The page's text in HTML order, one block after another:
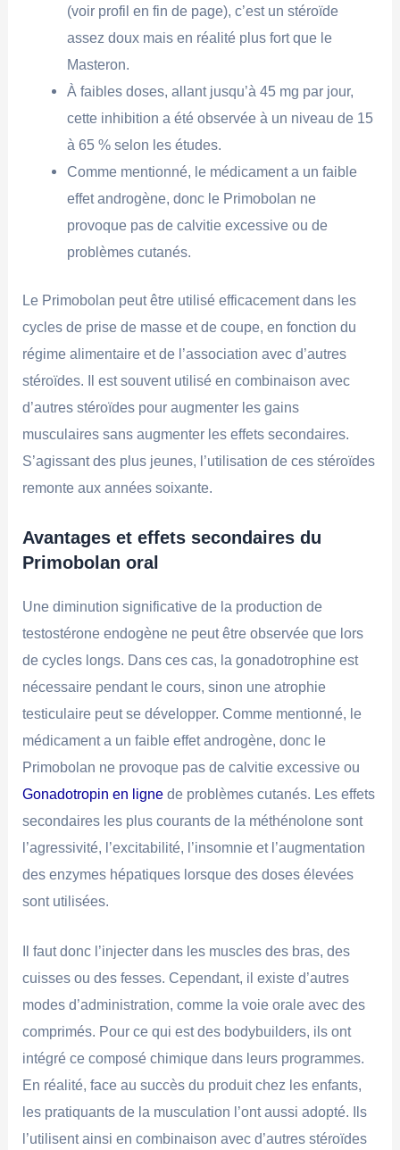
(voir profil en fin de page), c’est un stéroïde
assez doux mais en réalité plus fort que le
Masteron.
À faibles doses, allant jusqu’à 45 mg par jour,
cette inhibition a été observée à un niveau de 15
à 65 % selon les études.
Comme mentionné, le médicament a un faible
effet androgène, donc le Primobolan ne
provoque pas de calvitie excessive ou de
problèmes cutanés.
Le Primobolan peut être utilisé efficacement dans les
cycles de prise de masse et de coupe, en fonction du
régime alimentaire et de l’association avec d’autres
stéroïdes. Il est souvent utilisé en combinaison avec
d’autres stéroïdes pour augmenter les gains
musculaires sans augmenter les effets secondaires.
S’agissant des plus jeunes, l’utilisation de ces stéroïdes
remonte aux années soixante.
Avantages et effets secondaires du
Primobolan oral
Une diminution significative de la production de
testostérone endogène ne peut être observée que lors
de cycles longs. Dans ces cas, la gonadotrophine est
nécessaire pendant le cours, sinon une atrophie
testiculaire peut se développer. Comme mentionné, le
médicament a un faible effet androgène, donc le
Primobolan ne provoque pas de calvitie excessive ou
Gonadotropin en ligne de problèmes cutanés. Les effets
secondaires les plus courants de la méthénolone sont
l’agressivité, l’excitabilité, l’insomnie et l’augmentation
des enzymes hépatiques lorsque des doses élevées
sont utilisées.
Il faut donc l’injecter dans les muscles des bras, des
cuisses ou des fesses. Cependant, il existe d’autres
modes d’administration, comme la voie orale avec des
comprimés. Pour ce qui est des bodybuilders, ils ont
intégré ce composé chimique dans leurs programmes.
En réalité, face au succès du produit chez les enfants,
les pratiquants de la musculation l’ont aussi adopté. Ils
l’utilisent ainsi en combinaison avec d’autres stéroïdes